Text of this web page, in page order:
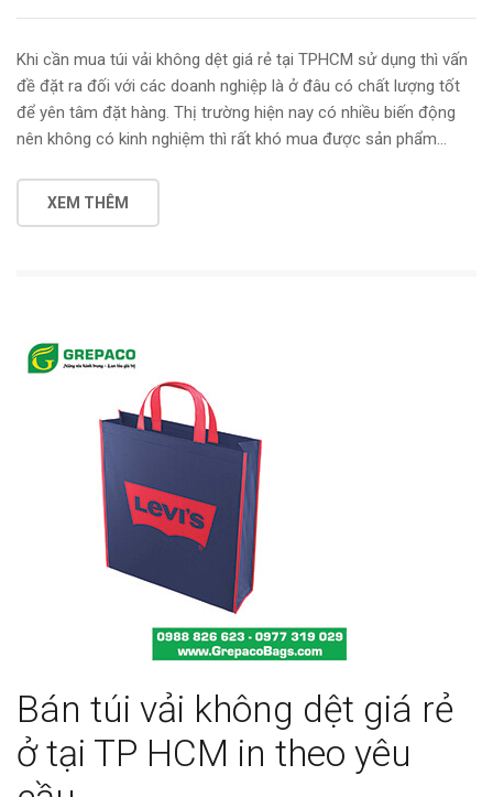
Khi cần mua túi vải không dệt giá rẻ tại TPHCM sử dụng thì vấn
đề đặt ra đối với các doanh nghiệp là ở đâu có chất lượng tốt
để yên tâm đặt hàng. Thị trường hiện nay có nhiều biến động
nên không có kinh nghiệm thì rất khó mua được sản phẩm…
XEM THÊM
Bán túi vải không dệt giá rẻ
ở tại TP HCM in theo yêu